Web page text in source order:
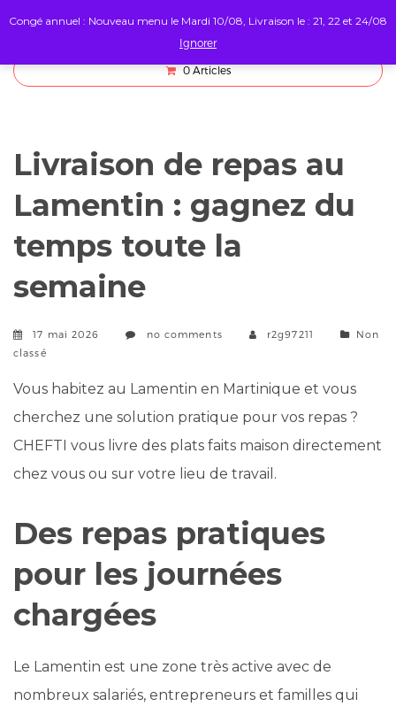
0 Articles
Livraison de repas au
Lamentin : gagnez du
temps toute la
semaine
17 mai 2026 no comments r2g97211
Non
classé
Vous habitez au Lamentin en Martinique et vous
cherchez une solution pratique pour vos repas ?
CHEFTI vous livre des plats faits maison directement
chez vous ou sur votre lieu de travail.
Des repas pratiques
pour les journées
chargées
Le Lamentin est une zone très active avec de
nombreux salariés, entrepreneurs et familles qui
Congé annuel : Nouveau menu le Mardi 10/08, Livraison le : 21, 22 et 24/08
Ignorer